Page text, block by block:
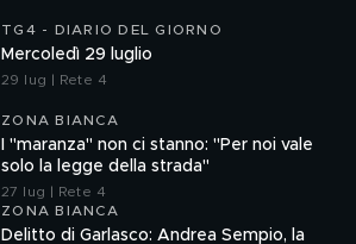
TG4 - DIARIO DEL GIORNO
Mercoledì 29 luglio
29 lug | Rete 4
ZONA BIANCA
I "maranza" non ci stanno: "Per noi vale
solo la legge della strada"
27 lug | Rete 4
ZONA BIANCA
Delitto di Garlasco: Andrea Sempio, la